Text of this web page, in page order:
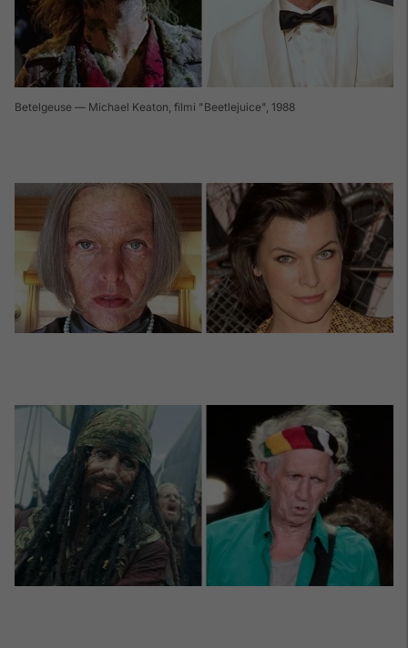
Betelgeuse — Michael Keaton, filmi "Beetlejuice", 1988